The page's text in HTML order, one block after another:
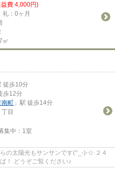
費 4,000円)
礼：0ヶ月
㎡
徒歩10分
歩12分
南町 」駅 徒歩14分
丁目
集中： 1室
の太陽光もサンサンです(^_-)-☆ ２４
！ どうぞご覧ください♪